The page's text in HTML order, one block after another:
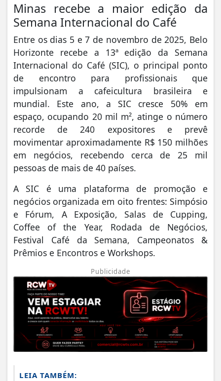
Minas recebe a maior edição da
Semana Internacional do Café
Entre os dias 5 e 7 de novembro de 2025, Belo
Horizonte recebe a 13ª edição da Semana
Internacional do Café (SIC), o principal ponto
de encontro para profissionais que
impulsionam a cafeicultura brasileira e
mundial. Este ano, a SIC cresce 50% em
espaço, ocupando 20 mil m², atinge o número
recorde de 240 expositores e prevê
movimentar aproximadamente R$ 150 milhões
em negócios, recebendo cerca de 25 mil
pessoas de mais de 40 países.
A SIC é uma plataforma de promoção e
negócios organizada em oito frentes: Simpósio
e Fórum, A Exposição, Salas de Cupping,
Coffee of the Year, Rodada de Negócios,
Festival Café da Semana, Campeonatos &
Prêmios e Encontros e Workshops.
Publicidade
LEIA TAMBÉM: